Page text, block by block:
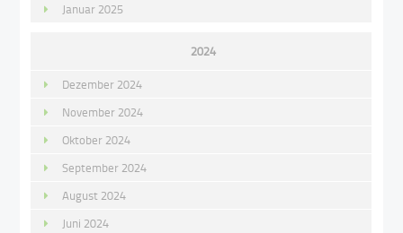
Januar 2025
2024
Dezember 2024
November 2024
Oktober 2024
September 2024
August 2024
Juni 2024